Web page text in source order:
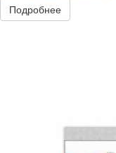
Подробнее